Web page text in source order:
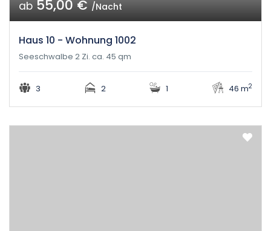
ab55,00 €/Nacht
Haus 10 - Wohnung 1002
Seeschwalbe 2 Zi. ca. 45 qm
3 2 1 46 m2